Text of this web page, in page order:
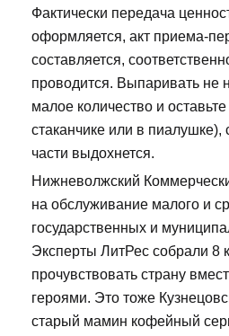
Фактически передача
оформляется, акт приема-
составляется,
проводится. Выпаривать не
малое количество и
стаканчике или в пиалушке),
части выдохнется.
Нижневолжский
на обслуживание малого и
государственных и
Эксперты ЛитРес собрали 8
прочувствовать страну
героями. Это тоже
старый мамин кофейный